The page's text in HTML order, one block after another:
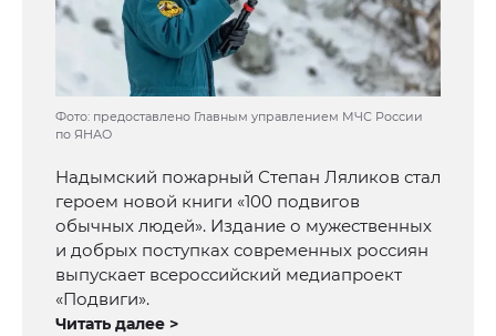
Фото: предоставлено Главным управлением МЧС России
по ЯНАО
Надымский пожарный Степан Ляликов стал
героем новой книги «100 подвигов
обычных людей». Издание о мужественных
и добрых поступках современных россиян
выпускает всероссийский медиапроект
«Подвиги».
Читать далее >